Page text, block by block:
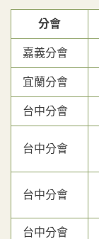
分會
嘉義分會
宜蘭分會
台中分會
台中分會
台中分會
台中分會